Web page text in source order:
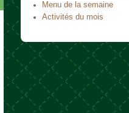
Menu de la semaine
Activités du mois